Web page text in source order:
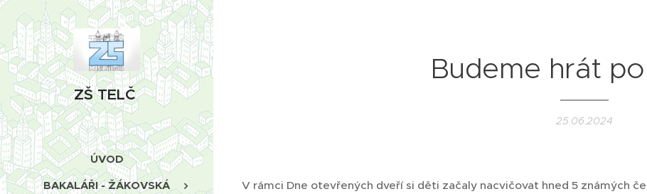
ZŠ TELČ
ÚVOD
BAKALÁŘI - ŽÁKOVSKÁ
Budeme hrát
25.06.2024
V rámci Dne otevřených dveří si děti začaly nacvičovat hned 5 známých